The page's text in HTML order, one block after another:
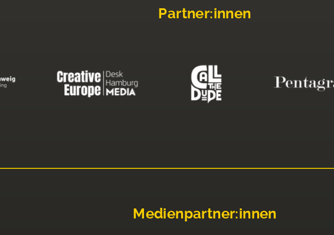
Partner:innen
Medienpartner:innen